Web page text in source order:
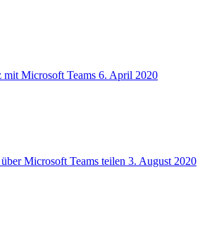
mit Microsoft Teams 6. April 2020
Microsoft Teams teilen 3. August 2020